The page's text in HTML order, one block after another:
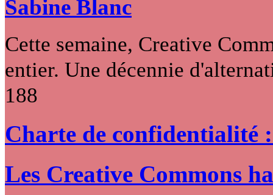
Sabine Blanc
Cette semaine, Creative
entier. Une décennie
188
Charte de confidentialité
Les Creative Commons